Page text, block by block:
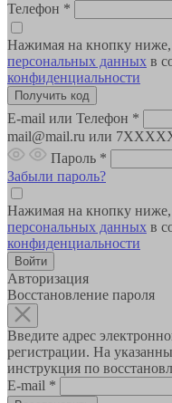
Телефон *
Нажимая на кнопку
персональных данных в
конфиденциальности
E-mail или Телефон *
mail@mail.ru или
Пароль *
Забыли пароль?
Нажимая на кнопку
персональных данных в
конфиденциальности
Авторизация
Восстановление пароля
Введите адрес
регистрации. На
инструкция по
E-mail *